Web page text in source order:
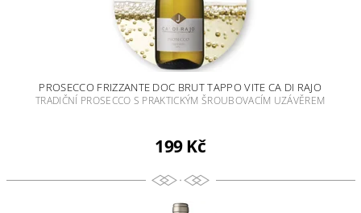
PROSECCO FRIZZANTE DOC BRUT TAPPO VITE CA DI RAJO
TRADIČNÍ PROSECCO S PRAKTICKÝM ŠROUBOVACÍM UZÁVĚREM
199 Kč